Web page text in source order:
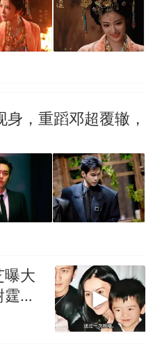
，重蹈邓超覆辙，
曝大
锋